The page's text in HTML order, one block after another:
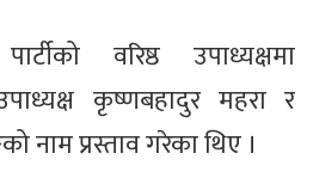
वरिष्ठ उपाध्यक्षमा
कृष्णबहादुर महरा र
नाम प्रस्ताव गरेका थिए ।